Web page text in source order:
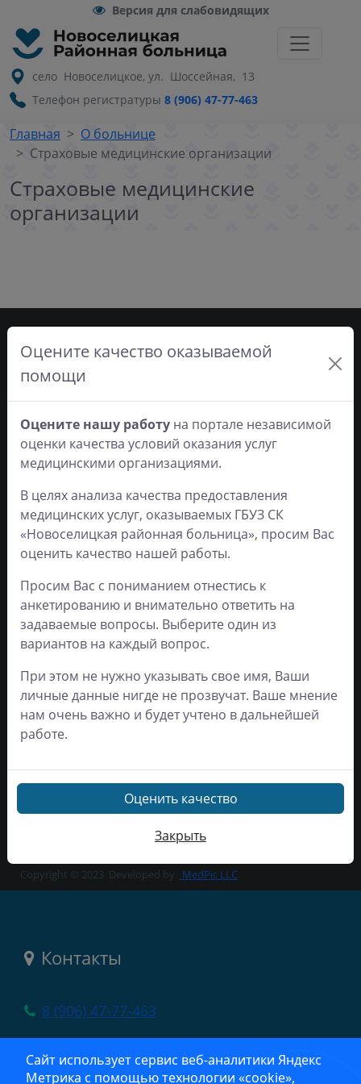
Версия для слабовидящих
село Новоселицкое, ул. Шоссейная, 13
Телефон регистратуры 8 (906) 47-77-463
Главная
О больнице
Страховые медицинские организации
Страховые медицинские
организации
ЛО-26-01-005214 от 2
декабря 2019 г.
Если вы обнаружите
ошибку в тексте,
пожалуйста, выделите её
и нажмите Ctrl+Enter
Инструкция по работе с
сайтом
Читать подробнее
Понедельник
Вторник
Среда
Пятница
Суббота
Воскресенье
8:00 - 18:00
8:00 - 18:00
8:00 - 18:00
9:00 - 17:00
Министерство здравоохранения РФ
Министерство здравоохранения СК
Роспотребнадзор по СК
Региональная тарифная комиссия СК
Copyright © 2023 Developed by MedPic LLC
Контакты
8 (906) 47-77-463
crb@list.ru
Оцените качество оказываемой
помощи
Оцените нашу работу на портале независимой
оценки качества условий оказания услуг
медицинскими организациями.
В целях анализа качества предоставления
медицинских услуг, оказываемых ГБУЗ СК
«Новоселицкая районная больница», просим Вас
оценить качество нашей работы.
Просим Вас с пониманием отнестись к
анкетированию и внимательно ответить на
задаваемые вопросы. Выберите один из
вариантов на каждый вопрос.
При этом не нужно указывать свое имя, Ваши
личные данные нигде не прозвучат. Ваше мнение
нам очень важно и будет учтено в дальнейшей
работе.
Оценить качество
Закрыть
Сайт использует сервис веб‑аналитики Яндекс
Метрика с помощью технологии «cookie»,